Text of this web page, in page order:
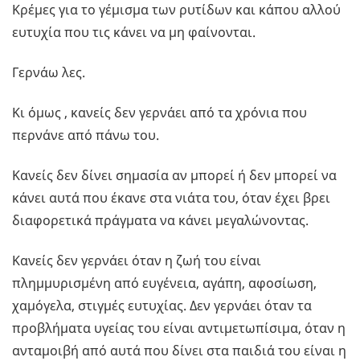
Κρέμες για το γέμισμα των ρυτίδων και κάπου αλλού
ευτυχία που τις κάνει να μη φαίνονται.
Γερνάω λες.
Κι όμως , κανείς δεν γερνάει από τα χρόνια που
περνάνε από πάνω του.
Κανείς δεν δίνει σημασία αν μπορεί ή δεν μπορεί να
κάνει αυτά που έκανε στα νιάτα του, όταν έχει βρει
διαφορετικά πράγματα να κάνει μεγαλώνοντας.
Κανείς δεν γερνάει όταν η ζωή του είναι
πλημμυρισμένη από ευγένεια, αγάπη, αφοσίωση,
χαμόγελα, στιγμές ευτυχίας. Δεν γερνάει όταν τα
προβλήματα υγείας του είναι αντιμετωπίσιμα, όταν η
ανταμοιβή από αυτά που δίνει στα παιδιά του είναι η